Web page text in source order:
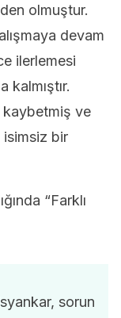
olmuştur.
devam
ilerlemesi
kalmıştır.
kaybetmiş ve
isimsiz bir
“Farklı
sorun